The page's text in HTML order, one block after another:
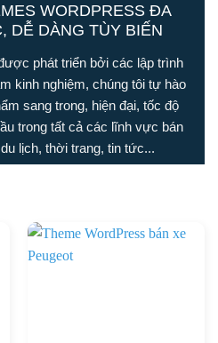
WORDPRESS ĐA
DỄ DÀNG TÙY BIẾN
phát triển bởi các lập trình
kinh nghiệm, chúng tôi tự hào
sang trong, hiện đại, tốc độ
trong tất cả các lĩnh vực bán
lịch, thời trang, tin tức...